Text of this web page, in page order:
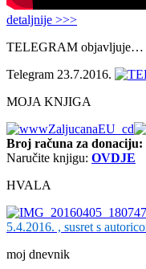
detaljnije >>>
TELEGRAM objavljuje…
Telegram 23.7.2016.
MOJA KNJIGA
Broj računa za donaciju:
Naručite knjigu: OVDJE
HVALA
5.4.2016. , susret s
moj dnevnik